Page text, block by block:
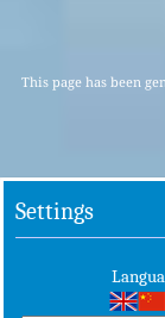
This page has been
Settings